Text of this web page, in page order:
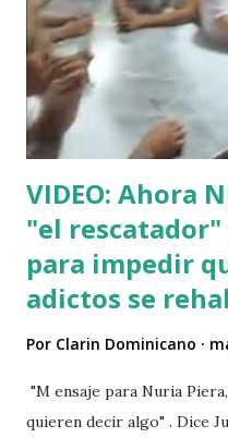
VIDEO: Ahora
"el
para impedir
adictos se
Por Clarin Dominicano
"M ensaje para Nuria
quieren decir algo" . Dice